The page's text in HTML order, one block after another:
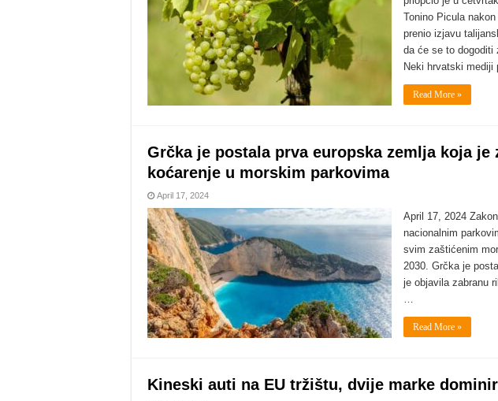
Tonino Picula
prenio izjavu
da će se to dogoditi
Neki hrvatski
Read More »
Grčka je postala prva europska zemlja koja je
koćarenje u morskim parkovima
April 17, 2024
April 17, 2024
nacionalnim
svim zaštićenim
2030. Grčka je
je objavila zabranu
…
Read More »
Kineski auti na EU tržištu, dvije marke